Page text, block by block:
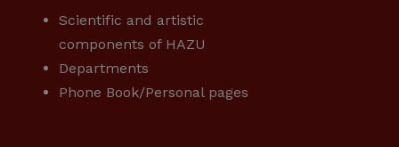
Scientific and artistic
components of HAZU
Departments
Phone Book/Personal pages